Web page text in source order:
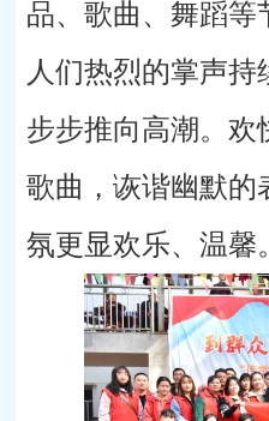
品、歌曲、舞蹈等
人们热烈的掌声
步步推向高潮。欢
歌曲，诙谐幽默的
氛更显欢乐、温馨。